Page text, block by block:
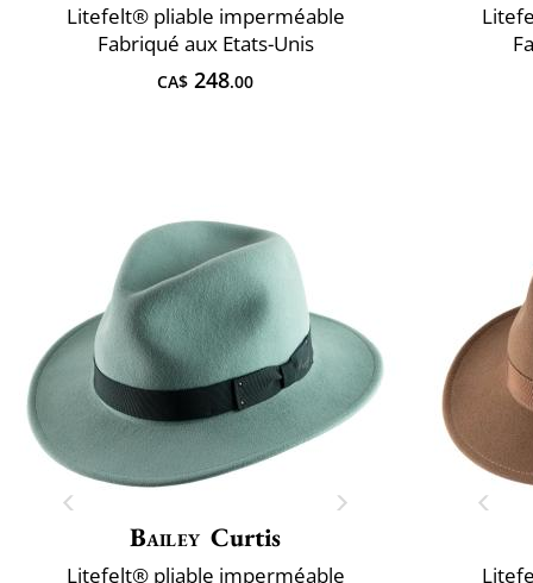
Litefelt® pliable imperméable
Fabriqué aux Etats-Unis
CA$ 248.00
Bailey Curtis
Litefelt® pliable imperméable